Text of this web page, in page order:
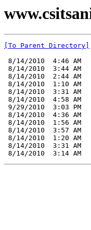
[To Parent Directory]
8/14/2010  4:46 AM
8/14/2010  3:44 AM
8/14/2010  2:44 AM
8/14/2010  1:10 AM
8/14/2010  3:31 AM
8/14/2010  4:58 AM
9/29/2010  3:03 PM
8/14/2010  4:36 AM
8/14/2010  1:56 AM
8/14/2010  3:57 AM
8/14/2010  1:20 AM
8/14/2010  3:31 AM
8/14/2010  3:14 AM